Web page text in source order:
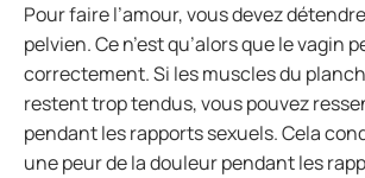
Pour faire l’amour, vous devez
pelvien. Ce n’est qu’alors que le vagin
correctement. Si les muscles du
restent trop tendus, vous pouvez
pendant les rapports sexuels. Cela
une peur de la douleur pendant les